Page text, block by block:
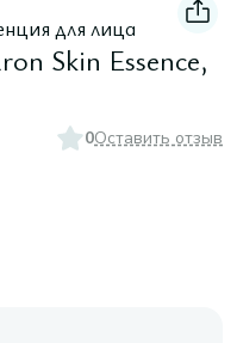
для лица
Skin Essence,
0Оставить отзыв